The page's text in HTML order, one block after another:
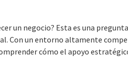
un negocio? Esta es una
Con un entorno altamente
cómo el apoyo